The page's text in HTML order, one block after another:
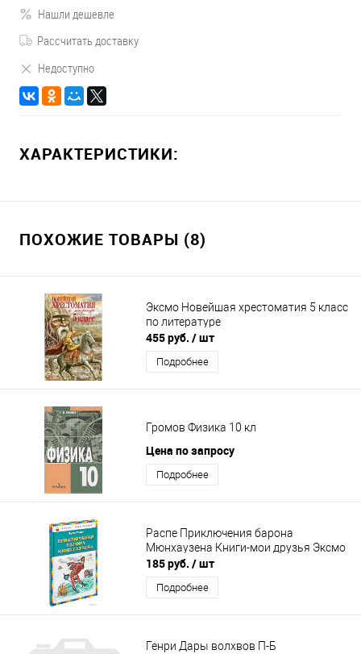
Нашли дешевле
Рассчитать доставку
Недоступно
ХАРАКТЕРИСТИКИ:
ПОХОЖИЕ ТОВАРЫ (8)
Эксмо Новейшая хрестоматия 5 класс
по литературе
455 руб. / шт
Подробнее
Громов Физика 10 кл
Цена по запросу
Подробнее
Распе Приключения барона
Мюнхаузена Книги-мои друзья Эксмо
185 руб. / шт
Подробнее
Генри Дары волхвов П-Б